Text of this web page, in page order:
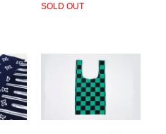
SOLD OUT